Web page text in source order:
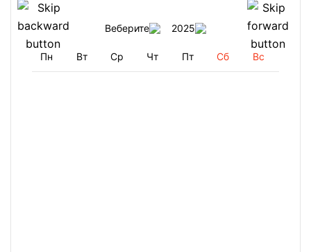
Веберите 2025
Пн Вт Ср Чт Пт Сб Вс